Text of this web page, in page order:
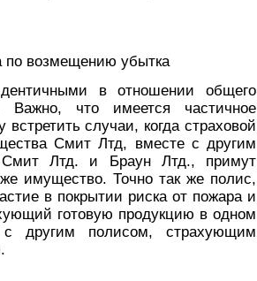
по возмещению убытка
в отношении общего
Важно, что имеется частичное
случаи, когда страховой
Смит Лтд, вместе с другим
Лтд. и Браун Лтд., примут
имущество. Точно так же полис,
в покрытии риска от пожара и
готовую продукцию в одном
другим полисом, страхующим